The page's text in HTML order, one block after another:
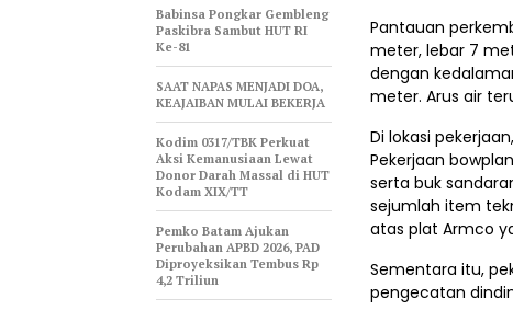
Pantauan
meter, lebar 7
dengan
meter. Arus air
Di lokasi
Pekerjaan
serta buk
sejumlah item
atas plat Armco
Sementara itu,
pengecatan
Babinsa Pongkar Gembleng
Paskibra Sambut HUT RI
Ke-81
SAAT NAPAS MENJADI DOA,
KEAJAIBAN MULAI BEKERJA
Kodim 0317/TBK Perkuat
Aksi Kemanusiaan Lewat
Donor Darah Massal di HUT
Kodam XIX/TT
Pemko Batam Ajukan
Perubahan APBD 2026, PAD
Diproyeksikan Tembus Rp
4,2 Triliun